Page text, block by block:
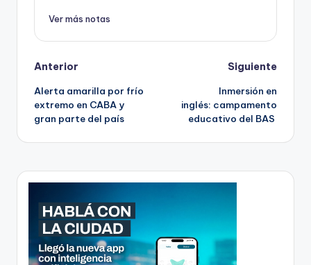
Ver más notas
Post
navigation
Anterior
Alerta amarilla por frío
extremo en CABA y
gran parte del país
Siguiente
Inmersión en
inglés: campamento
educativo del BAS